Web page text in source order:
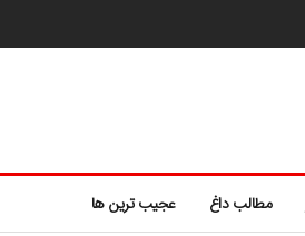
مطالب داغ عجیب ترین ها